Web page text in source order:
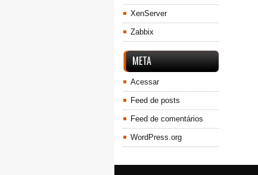
XenServer
Zabbix
META
Acessar
Feed de posts
Feed de comentários
WordPress.org